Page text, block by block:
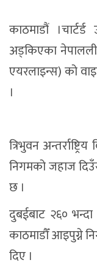
काठमाडौं
अड्किएका
एयरलाइन्स) को
।
त्रिभुवन
निगमको जहाज
छ ।
दुबईबाट २६०
काठमाडौँ आइपुग्ने
दिए ।